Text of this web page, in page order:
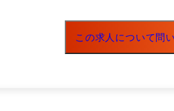
この求人について問